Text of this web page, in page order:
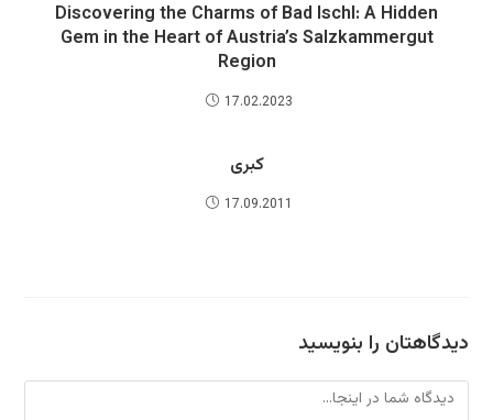
Discovering the Charms of Bad Ischl: A Hidden
Gem in the Heart of Austria’s Salzkammergut
Region
17.02.2023
کبری
17.09.2011
دیدگاهتان را بنویسید
دیدگاه